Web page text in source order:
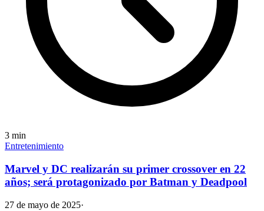
3 min
Entretenimiento
Marvel y DC realizarán su primer crossover en 22
años; será protagonizado por Batman y Deadpool
27 de mayo de 2025·